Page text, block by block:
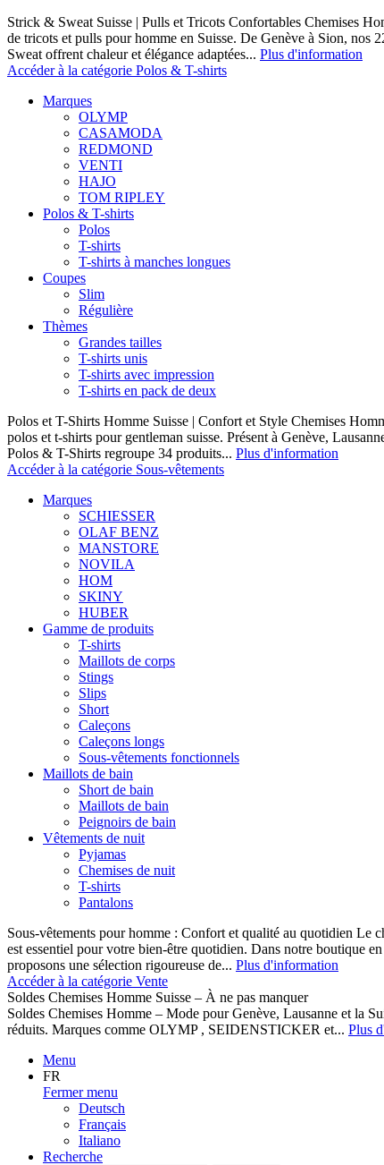
Strick & Sweat Suisse | Pulls et Tricots Confortables Chemises
de tricots et pulls pour homme en Suisse. De Genève à Sion, nos
Sweat offrent chaleur et élégance adaptées... Plus d'information
Accéder à la catégorie Polos & T-shirts
Marques
OLYMP
CASAMODA
REDMOND
VENTI
HAJO
TOM RIPLEY
Polos & T-shirts
Polos
T-shirts
T-shirts à manches longues
Coupes
Slim
Régulière
Thèmes
Grandes tailles
T-shirts unis
T-shirts avec impression
T-shirts en pack de deux
Polos et T-Shirts Homme Suisse | Confort et Style Chemises
polos et t-shirts pour gentleman suisse. Présent à Genève,
Polos & T-Shirts regroupe 34 produits... Plus d'information
Accéder à la catégorie Sous-vêtements
Marques
SCHIESSER
OLAF BENZ
MANSTORE
NOVILA
HOM
SKINY
HUBER
Gamme de produits
T-shirts
Maillots de corps
Stings
Slips
Short
Caleçons
Caleçons longs
Sous-vêtements fonctionnels
Maillots de bain
Short de bain
Maillots de bain
Peignoirs de bain
Vêtements de nuit
Pyjamas
Chemises de nuit
T-shirts
Pantalons
Sous-vêtements pour homme : Confort et qualité au quotidien Le
est essentiel pour votre bien-être quotidien. Dans notre boutique
proposons une sélection rigoureuse de... Plus d'information
Accéder à la catégorie Vente
Soldes Chemises Homme Suisse – À ne pas manquer
Soldes Chemises Homme – Mode pour Genève, Lausanne et la
réduits. Marques comme OLYMP , SEIDENSTICKER et... Plus
Menu
FR
Fermer menu
Deutsch
Français
Italiano
Recherche